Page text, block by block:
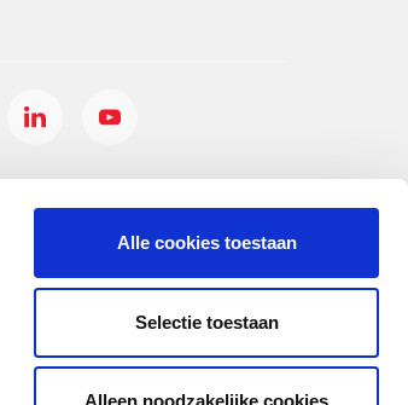
Alle cookies toestaan
Selectie toestaan
Alleen noodzakelijke cookies